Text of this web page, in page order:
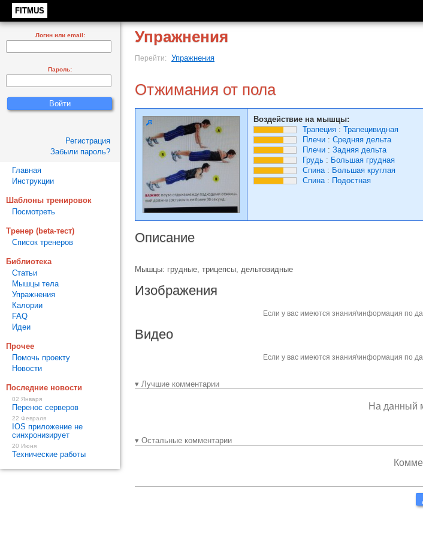
FITMUS
Упражнения
Перейти: Упражнения
Отжимания от пола
Воздействие на мышцы:
Трапеция : Трапецивидная
Плечи : Средняя дельта
Плечи : Задняя дельта
Грудь : Большая грудная
Спина: Большая круглая
Спина: Подостная
Описание
Мышцы: грудные, трицепсы, дельтовидные
Изображения
Если у вас имеются знания\информация по
Видео
Если у вас имеются знания\информация по
▾ Лучшие комментарии
На данный
▾ Остальные комментарии
Логин или email:
Пароль:
Регистрация
Забыли пароль?
Главная
Инструкции
Шаблоны тренировок
Посмотреть
Тренер (beta-тест)
Список тренеров
Библиотека
Статьи
Мышцы тела
Упражнения
Калории
FAQ
Идеи
Прочее
Помочь проекту
Новости
Последние новости
02 Января
Перенос серверов
22 Февраля
IOS приложение не
синхронизирует
20 Июня
Технические работы